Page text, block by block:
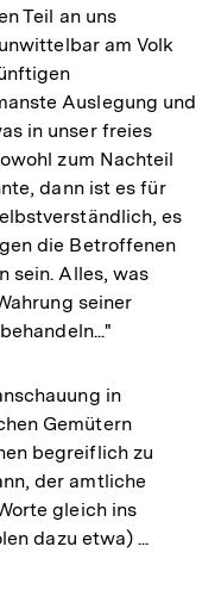
Teil an uns
am Volk
Auslegung und
in unser freies
zum Nachteil
dann ist es für
es
die Betroffenen
sein. Alles, was
seiner
in
Gemütern
begreiflich zu
der amtliche
gleich ins
dazu etwa) ...